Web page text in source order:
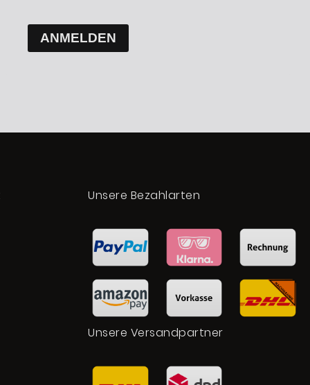
ANMELDEN
Unsere Bezahlarten
Unsere Versandpartner